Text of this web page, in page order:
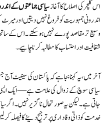
اس کلچر کی اصلاح کا آغازسیاسی جماعتوں کے
اندرونی جمہوریت کو فروغ نہیں دیتیں اور میرٹ
وسیع تر مقاصد پورے نہیں ہو سکتے۔ اس کے ساتھ
شفافیت اور احتساب کا مطالبہ کرنا چاہیے۔
آخر میں، یہ کہنا بجا ہے کہ پاکستان کی سینیٹ آج
سیاسی سوچ کے زوال کی علامت ہے—ایک ایسی
جاتی ہے۔ لیکن یہ صورتحال ناگزیر نہیں۔ اگر
خدمت کو ذاتی وفاداری پر ترجیح دینے کا فیصلہ